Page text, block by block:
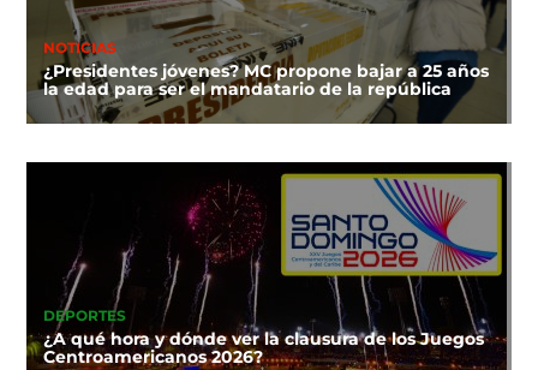
NOTICIAS
¿Presidentes jóvenes? MC propone bajar a 25 años
la edad para ser el mandatario de la república
DEPORTES
¿A qué hora y dónde ver la clausura de los Juegos
Centroamericanos 2026?